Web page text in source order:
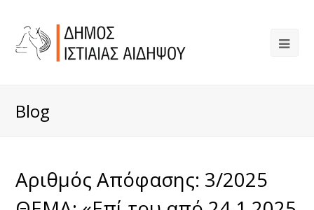
Blog
Αριθμός Απόφασης: 3/2025